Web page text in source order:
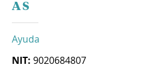
A S
Ayuda
NIT: 9020684807